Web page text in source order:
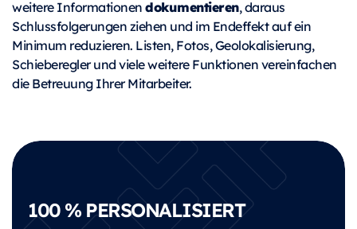
weitere Informationendokumentieren, daraus
Schlussfolgerungen ziehen und im Endeffekt auf ein
Minimum reduzieren. Listen, Fotos, Geolokalisierung,
Schieberegler und viele weitere Funktionen vereinfachen
die Betreuung Ihrer Mitarbeiter.
100 % PERSONALISIERT